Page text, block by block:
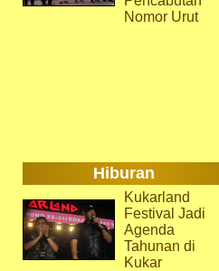
Nomor Urut
Hiburan
Kukarland
Festival Jadi
Agenda
Tahunan di
Kukar